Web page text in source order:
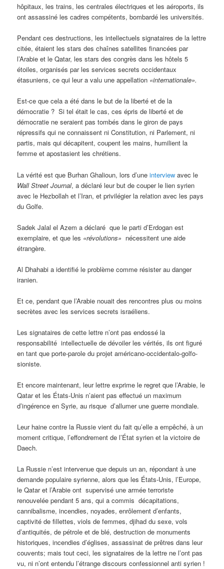
hôpitaux, les trains, les centrales électriques et les aéroports, ils
ont assassiné les cadres compétents, bombardé les universités.
Pendant ces destructions, les intellectuels signataires de la lettre
citée, étaient les stars des chaînes satellites financées par
l’Arabie et le Qatar, les stars des congrès dans les hôtels 5
étoiles, organisés par les services secrets occidentaux
étasuniens, ce qui leur a valu une appellation «internationale».
Est-ce que cela a été dans le but de la liberté et de la
démocratie ? Si tel était le cas, ces épris de liberté et de
démocratie ne seraient pas tombés dans le giron de pays
répressifs qui ne connaissent ni Constitution, ni Parlement, ni
partis, mais qui décapitent, coupent les mains, humilient la
femme et apostasient les chrétiens.
La vérité est que Burhan Ghalioun, lors d’uneinterview avec le
Wall Street Journal, a déclaré leur but de couper le lien syrien
avec le Hezbollah et l’Iran, et privilégier la relation avec les pays
du Golfe.
Sadek Jalal el Azem a déclaré que le parti d’Erdogan est
exemplaire, et que les «révolutions» nécessitent une aide
étrangère.
Al Dhahabi a identifié le problème comme résister au danger
iranien.
Et ce, pendant que l’Arabie nouait des rencontres plus ou moins
secrètes avec les services secrets israéliens.
Les signataires de cette lettre n’ont pas endossé la
responsabilité intellectuelle de dévoiler les vérités, ils ont figuré
en tant que porte-parole du projet américano-occidentalo-golfo-
sioniste.
Et encore maintenant, leur lettre exprime le regret que l’Arabie, le
Qatar et les États-Unis n’aient pas effectué un maximum
d’ingérence en Syrie, au risque d’allumer une guerre mondiale.
Leur haine contre la Russie vient du fait qu’elle a empêché, à un
moment critique, l’effondrement de l’État syrien et la victoire de
Daech.
La Russie n’est intervenue que depuis un an, répondant à une
demande populaire syrienne, alors que les États-Unis, l’Europe,
le Qatar et l’Arabie ont supervisé une armée terroriste
renouvelée pendant 5 ans, qui a commis décapitations,
cannibalisme, incendies, noyades, enrôlement d’enfants,
captivité de fillettes, viols de femmes, djihad du sexe, vols
d’antiquités, de pétrole et de blé, destruction de monuments
historiques, incendies d’églises, assassinat de prêtres dans leur
couvents; mais tout ceci, les signataires de la lettre ne l’ont pas
vu, ni n’ont entendu l’étrange discours confessionnel anti syrien !